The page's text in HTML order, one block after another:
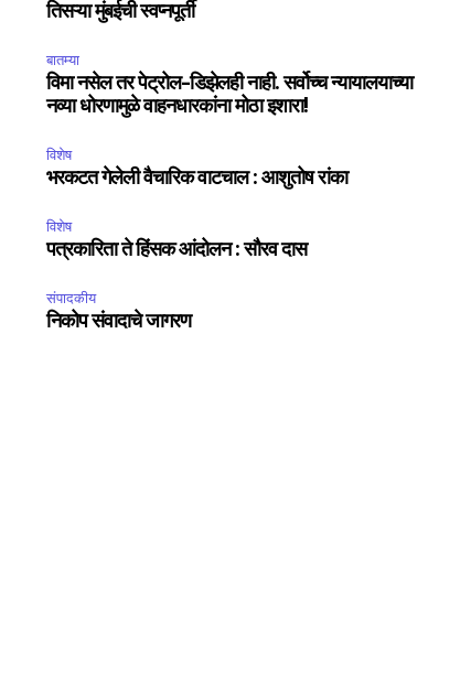
तिसऱ्या मुंबईची स्वप्नपूर्ती
बातम्या
विमा नसेल तर पेट्रोल-डिझेलही नाही. सर्वोच्च न्यायालयाच्या
नव्या धोरणामुळे वाहनधारकांना मोठा इशारा!
विशेष
भरकटत गेलेली वैचारिक वाटचाल : आशुतोष रांका
विशेष
पत्रकारिता ते हिंसक आंदोलन : सौरव दास
संपादकीय
निकोप संवादाचे जागरण